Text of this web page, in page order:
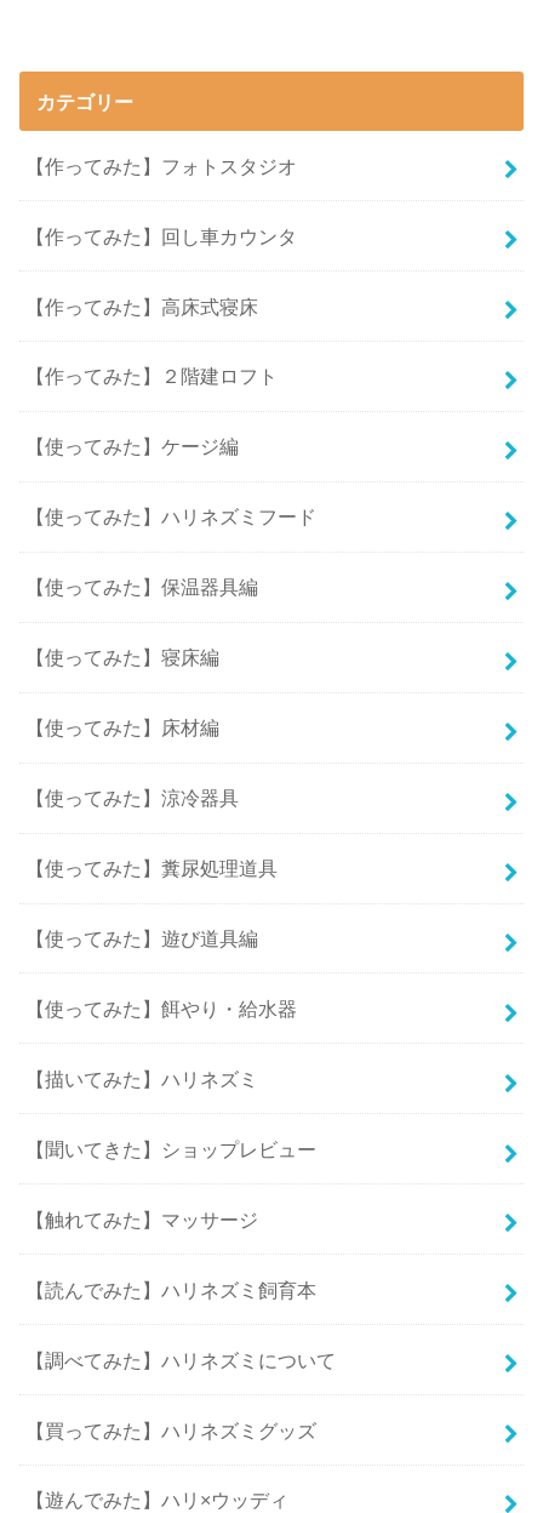
カテゴリー
【作ってみた】フォトスタジオ
【作ってみた】回し車カウンタ
【作ってみた】高床式寝床
【作ってみた】２階建ロフト
【使ってみた】ケージ編
【使ってみた】ハリネズミフード
【使ってみた】保温器具編
【使ってみた】寝床編
【使ってみた】床材編
【使ってみた】涼冷器具
【使ってみた】糞尿処理道具
【使ってみた】遊び道具編
【使ってみた】餌やり・給水器
【描いてみた】ハリネズミ
【聞いてきた】ショップレビュー
【触れてみた】マッサージ
【読んでみた】ハリネズミ飼育本
【調べてみた】ハリネズミについて
【買ってみた】ハリネズミグッズ
【遊んでみた】ハリ×ウッディ